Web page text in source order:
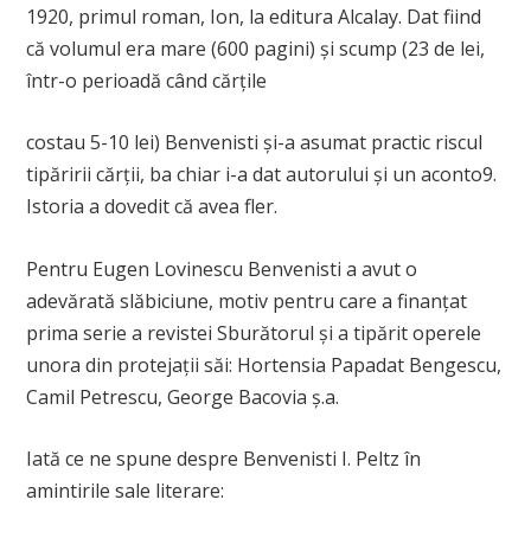
1920, primul roman, Ion, la editura Alcalay. Dat fiind
că volumul era mare (600 pagini) și scump (23 de lei,
într-o perioadă când cărțile
costau 5-10 lei) Benvenisti și-a asumat practic riscul
tipăririi cărții, ba chiar i-a dat autorului și un aconto9.
Istoria a dovedit că avea fler.
Pentru Eugen Lovinescu Benvenisti a avut o
adevărată slăbiciune, motiv pentru care a finanțat
prima serie a revisteiSburătorulși a tipărit operele
unora din protejații săi: Hortensia Papadat Bengescu,
Camil Petrescu, George Bacovia ș.a.
Iată ce ne spune despre Benvenisti I. Peltz în
amintirile sale literare: